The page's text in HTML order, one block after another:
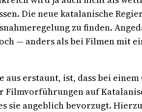
Die neue katalanische
zu finden.
— anders als bei Filmen mit
erstaunt, ist, dass bei
Filmvorführungen auf
sie angeblich bevorzugt.